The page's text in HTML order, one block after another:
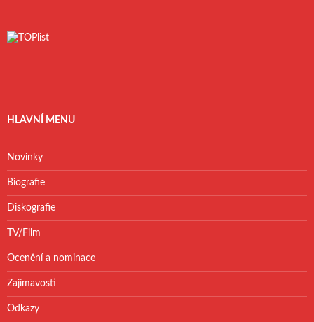
HLAVNÍ MENU
Novinky
Biografie
Diskografie
TV/Film
Ocenění a nominace
Zajímavosti
Odkazy